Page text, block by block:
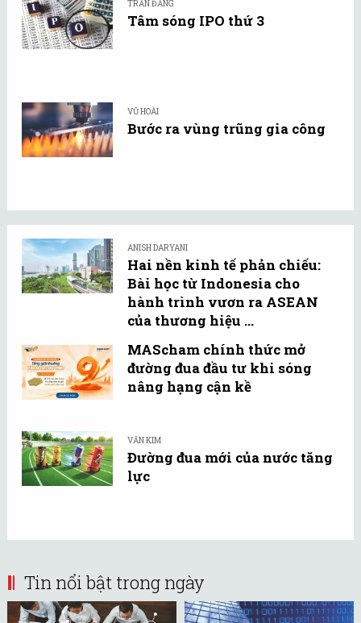
TRẦN ĐĂNG
Tâm sóng IPO thứ 3
VŨ HOÀI
Bước ra vùng trũng gia công
ANISH DARYANI
Hai nền kinh tế phản chiếu:
Bài học từ Indonesia cho
hành trình vươn ra ASEAN
của thương hiệu ...
MAScham chính thức mở
đường đua đầu tư khi sóng
nâng hạng cận kề
VĂN KIM
Đường đua mới của nước tăng
lực
Tin nổi bật trong ngày